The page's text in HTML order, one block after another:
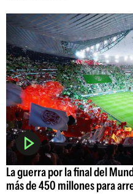
La guerra por la final del
más de 450 millones para